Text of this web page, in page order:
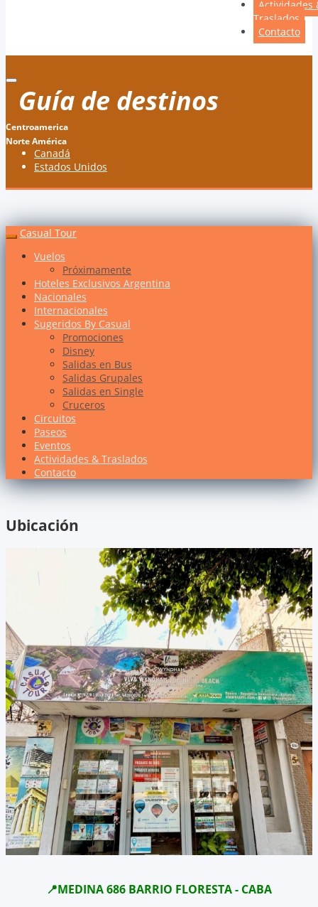
Actividades
Traslados
Contacto
Guía de destinos
Centroamerica
Norte América
Canadá
Estados Unidos
Casual Tour
Vuelos
Próximamente
Hoteles Exclusivos Argentina
Nacionales
Internacionales
Sugeridos By Casual
Promociones
Disney
Salidas en Bus
Salidas Grupales
Salidas en Single
Cruceros
Circuitos
Paseos
Eventos
Actividades & Traslados
Contacto
Ubicación
📍MEDINA 686 BARRIO FLORESTA - CABA